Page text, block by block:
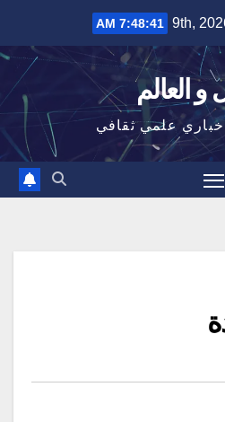
7:48:42 AM
و العالم
علمي ثقافي